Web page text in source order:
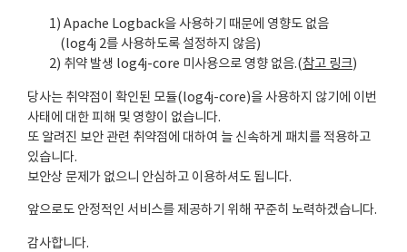
1) Apache Logback을 사용하기 때문에 영향도 없음
(log4j 2를 사용하도록 설정하지 않음)
2) 취약 발생 log4j-core 미사용으로 영향 없음.(참고 링크)
당사는 취약점이 확인된 모듈(log4j-core)을 사용하지 않기에 이번
사태에 대한 피해 및 영향이 없습니다.
또 알려진 보안 관련 취약점에 대하여 늘 신속하게 패치를 적용하고
있습니다.
보안상 문제가 없으니 안심하고 이용하셔도 됩니다.
앞으로도 안정적인 서비스를 제공하기 위해 꾸준히 노력하겠습니다.
감사합니다.